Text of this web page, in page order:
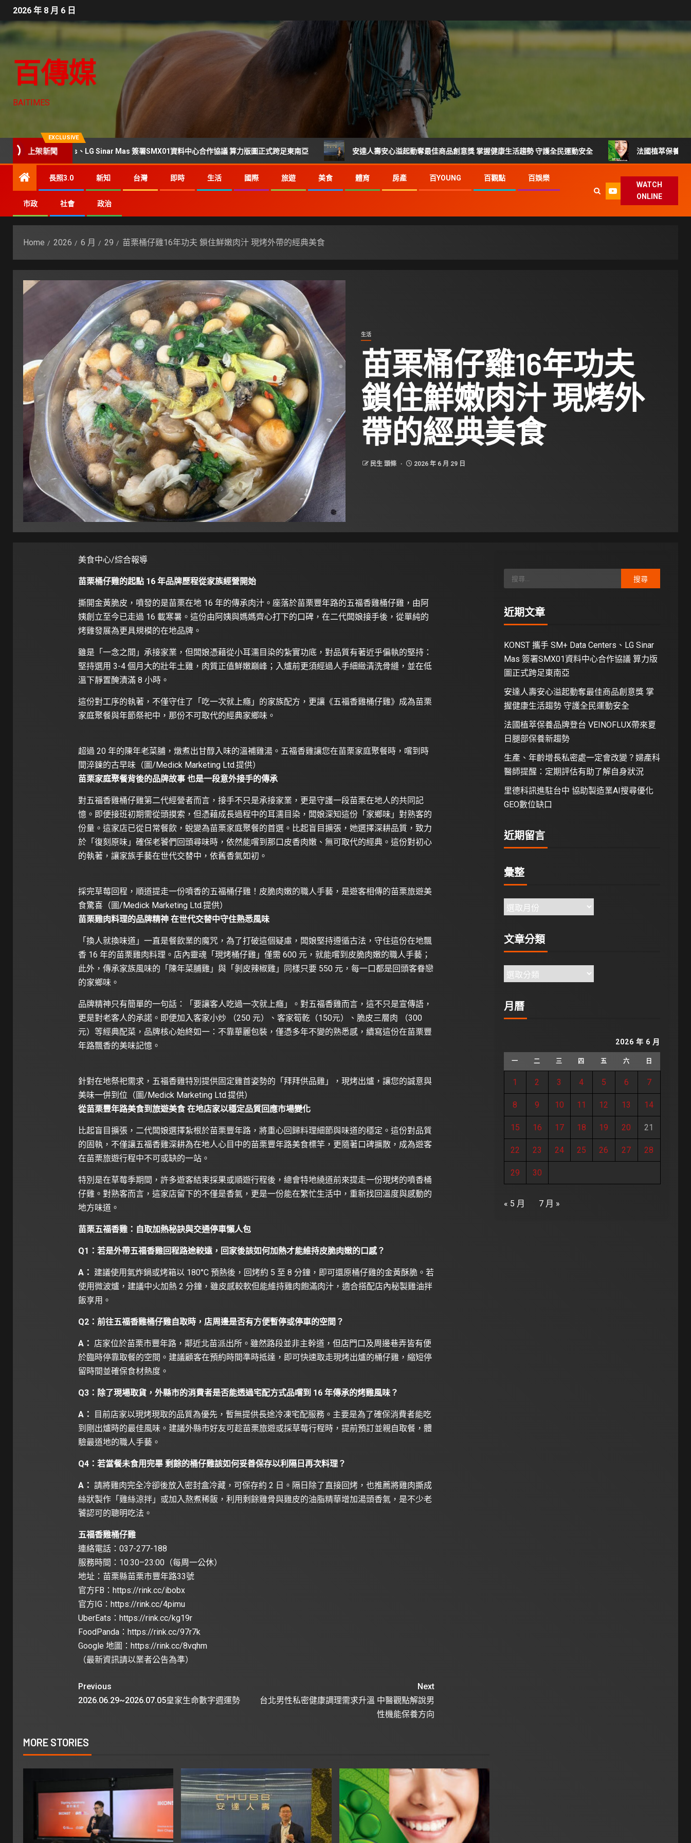
2026 年 8 月 6 日
百傳媒
BAITIMES
EXCLUSIVE
上架新聞
Centers、LG Sinar Mas 簽署SMX01資料中心合作協議 算力版圖正式跨足東南亞 安達人壽安心溢起動奪最佳商品創意獎 掌握健康生活趨勢 守護全民運動安全 法國植萃保養品牌登台
長照3.0 新知 台灣 即時 生活 國際 旅遊 美食 體育 房產 百YOUNG 百觀點 百娛樂
市政 社會 政治
WATCH
ONLINE
Home 2026 6 月 29 苗栗桶仔雞16年功夫 鎖住鮮嫩肉汁 現烤外帶的經典美食
生活
苗栗桶仔雞16年功夫
鎖住鮮嫩肉汁 現烤外
帶的經典美食
民生 頭條 2026 年 6 月 29 日
美食中心/綜合報導
苗栗桶仔雞的起點 16 年品牌歷程從家族經營開始
撕開金黃脆皮，噴發的是苗栗在地 16 年的傳承肉汁。座落於苗栗豐年路的五福香雞桶仔雞，由阿
姨創立至今已走過 16 載寒暑。這份由阿姨與媽媽齊心打下的口碑，在二代闆娘接手後，從單純的
烤雞發展為更具規模的在地品牌。
雖是「一念之間」承接家業，但闆娘憑藉從小耳濡目染的紮實功底，對品質有著近乎偏執的堅持：
堅持選用 3-4 個月大的壯年土雞，肉質正值鮮嫩巔峰；入爐前更須經過人手細緻清洗骨縫，並在低
溫下靜置醃漬滿 8 小時。
這份對工序的執著，不僅守住了「吃一次就上癮」的家族配方，更讓《五福香雞桶仔雞》成為苗栗
家庭聚餐與年節祭祀中，那份不可取代的經典家鄉味。
超過 20 年的陳年老菜脯，燉煮出甘醇入味的溫補雞湯。五福香雞讓您在苗栗家庭聚餐時，嚐到時
間淬鍊的古早味（圖/Medick Marketing Ltd.提供）
苗栗家庭聚餐背後的品牌故事 也是一段意外接手的傳承
對五福香雞桶仔雞第二代經營者而言，接手不只是承接家業，更是守護一段苗栗在地人的共同記
憶。即便接班初期需從頭摸索，但憑藉成長過程中的耳濡目染，闆娘深知這份「家鄉味」對熟客的
份量。這家店已從日常餐飲，蛻變為苗栗家庭聚餐的首選。比起盲目擴張，她選擇深耕品質，致力
於「復刻原味」確保老饕們回頭尋味時，依然能嚐到那口皮香肉嫩、無可取代的經典。這份對初心
的執著，讓家族手藝在世代交替中，依舊香氣如初。
採完草莓回程，順道提走一份噴香的五福桶仔雞！皮脆肉嫩的職人手藝，是遊客相傳的苗栗旅遊美
食驚喜（圖/Medick Marketing Ltd.提供）
苗栗雞肉料理的品牌精神 在世代交替中守住熟悉風味
「換人就換味道」一直是餐飲業的魔咒，為了打破這個疑慮，闆娘堅持遵循古法，守住這份在地飄
香 16 年的苗栗雞肉料理。店內靈魂「現烤桶仔雞」僅需 600 元，就能嚐到皮脆肉嫩的職人手藝；
此外，傳承家族風味的「陳年菜脯雞」與「剝皮辣椒雞」同樣只要 550 元，每一口都是回頭客眷戀
的家鄉味。
品牌精神只有簡單的一句話：「要讓客人吃過一次就上癮」。對五福香雞而言，這不只是宣傳語，
更是對老客人的承諾。即便加入客家小炒 （250 元）、客家筍乾（150元）、脆皮三層肉 （300
元）等經典配菜，品牌核心始終如一：不靠華麗包裝，僅憑多年不變的熟悉感，續寫這份在苗栗豐
年路飄香的美味記憶。
針對在地祭祀需求，五福香雞特別提供固定雞首姿勢的「拜拜供品雞」，現烤出爐，讓您的誠意與
美味一併到位（圖/Medick Marketing Ltd.提供）
從苗栗豐年路美食到旅遊美食 在地店家以穩定品質回應市場變化
比起盲目擴張，二代闆娘選擇紮根於苗栗豐年路，將重心回歸料理細節與味道的穩定。這份對品質
的固執，不僅讓五福香雞深耕為在地人心目中的苗栗豐年路美食標竿，更隨著口碑擴散，成為遊客
在苗栗旅遊行程中不可或缺的一站。
特別是在草莓季期間，許多遊客結束採果或順遊行程後，總會特地繞道前來提走一份現烤的噴香桶
仔雞。對熟客而言，這家店留下的不僅是香氣，更是一份能在繁忙生活中，重新找回溫度與感動的
地方味道。
苗栗五福香雞：自取加熱秘訣與交通停車懶人包
Q1：若是外帶五福香雞回程路途較遠，回家後該如何加熱才能維持皮脆肉嫩的口感？
A： 建議使用氣炸鍋或烤箱以 180°C 預熱後，回烤約 5 至 8 分鐘，即可還原桶仔雞的金黃酥脆。若
使用微波爐，建議中火加熱 2 分鐘，雖皮感較軟但能維持雞肉飽滿肉汁，適合搭配店內秘製雞油拌
飯享用。
Q2：前往五福香雞桶仔雞自取時，店周邊是否有方便暫停或停車的空間？
A： 店家位於苗栗市豐年路，鄰近北苗派出所。雖然路段並非主幹道，但店門口及周邊巷弄皆有便
於臨時停靠取餐的空間。建議顧客在預約時間準時抵達，即可快速取走現烤出爐的桶仔雞，縮短停
留時間並確保食材熱度。
Q3：除了現場取貨，外縣市的消費者是否能透過宅配方式品嚐到 16 年傳承的烤雞風味？
A：
目前店家以現烤現取的品質為優先，暫無提供長途冷凍宅配服務。主要是為了確保消費者能吃
到剛出爐時的最佳風味。建議外縣市好友可趁苗栗旅遊或採草莓行程時，提前預訂並親自取餐，體
驗最道地的職人手藝。
Q4：若當餐未食用完畢 剩餘的桶仔雞該如何妥善保存以利隔日再次料理？
A： 請將雞肉完全冷卻後放入密封盒冷藏，可保存約 2 日。隔日除了直接回烤，也推薦將雞肉撕成
絲狀製作「雞絲涼拌」或加入熬煮稀飯，利用剩餘雞骨與雞皮的油脂精華增加湯頭香氣，是不少老
饕認可的聰明吃法。
五福香雞桶仔雞
連絡電話：037-277-188
服務時間：10:30–23:00（每周一公休）
地址：苗栗縣苗栗市豐年路33號
官方FB： https://rink.cc/ibobx
官方IG： https://rink.cc/4pimu
UberEats： https://rink.cc/kg19r
FoodPanda： https://rink.cc/97r7k
Google 地圖： https://rink.cc/8vqhm
（最新資訊請以業者公告為準）
Previous
2026.06.29~2026.07.05皇家生命數字週運勢
Next
台北男性私密健康調理需求升溫 中醫觀點解說男
性機能保養方向
MORE STORIES
近期文章
KONST 攜手 SM+ Data Centers、LG Sinar
Mas 簽署SMX01資料中心合作協議 算力版
圖正式跨足東南亞
安達人壽安心溢起動奪最佳商品創意獎 掌
握健康生活趨勢 守護全民運動安全
法國植萃保養品牌登台 VEINOFLUX帶來夏
日腿部保養新趨勢
生產、年齡增長私密處一定會改變？婦產科
醫師提醒：定期評估有助了解自身狀況
里德科訊進駐台中 協助製造業AI搜尋優化
GEO數位缺口
近期留言
彙整
文章分類
月曆
2026 年 6 月
一 二 三 四 五 六 日
1 2 3 4 5 6 7
8 9 10 11 12 13 14
15 16 17 18 19 20 21
22 23 24 25 26 27 28
29 30
« 5 月 7 月 »